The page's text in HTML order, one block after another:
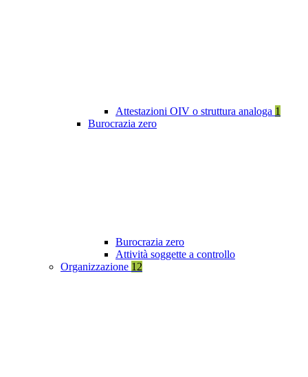
Attestazioni OIV o struttura analoga 1
Burocrazia zero
Burocrazia zero
Attività soggette a controllo
Organizzazione 12